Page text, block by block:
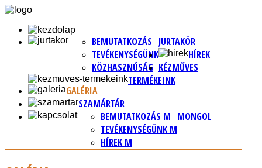
JURTAKÖR
BEMUTATKOZÁS
TEVÉKENYSÉGÜNK
KÖZHASZNÚSÁG
HÍREK
KÉZMŰVES
TERMÉKEINK
GALÉRIA
SZAMÁRTÁR
MONGOL
BEMUTATKOZÁS M
TEVÉKENYSÉGÜNK M
HÍREK M